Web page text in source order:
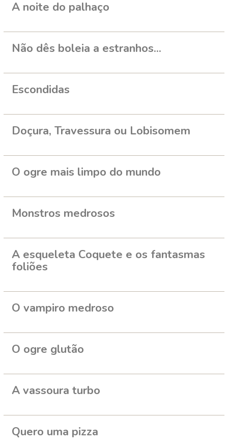
A noite do palhaço
Não dês boleia a estranhos...
Escondidas
Doçura, Travessura ou Lobisomem
O ogre mais limpo do mundo
Monstros medrosos
A esqueleta Coquete e os fantasmas
foliões
O vampiro medroso
O ogre glutão
A vassoura turbo
Quero uma pizza